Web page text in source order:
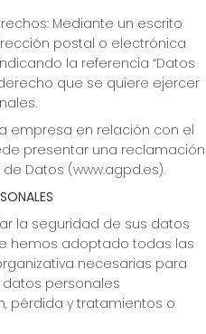
Mediante un escrito
postal o electrónica
la referencia “Datos
que se quiere ejercer
empresa en relación con el
presentar una reclamación
Datos (www.agpd.es).
la seguridad de sus datos
hemos adoptado todas las
necesarias para
personales
pérdida y tratamientos o